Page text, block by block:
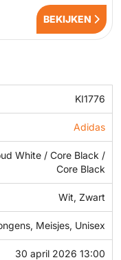
BEKIJKEN
KI1776
Adidas
White / Core Black /
Core Black
Wit, Zwart
Meisjes, Unisex
30 april 2026 13:00